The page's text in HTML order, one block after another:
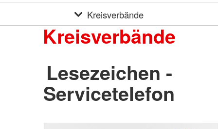
Kreisverbände
Kreisverbände
Lesezeichen -
Servicetelefon